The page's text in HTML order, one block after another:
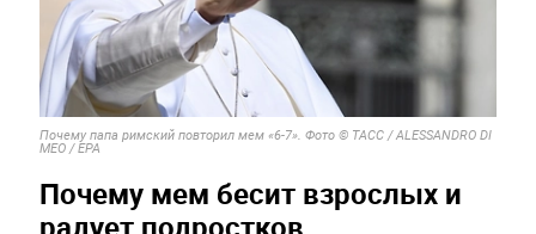
Почему папа римский повторил мем «6-7». Фото © ТАСС / ALESSANDRO DI
MEO / ЕРА
Почему мем бесит взрослых и